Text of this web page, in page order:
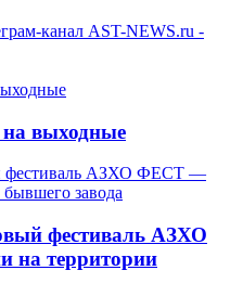
канал AST-NEWS.ru -
выходные
фестиваль АЗХО
территории